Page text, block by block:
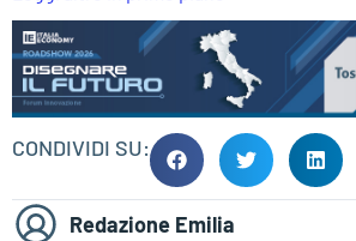
CONDIVIDI SU:
Redazione Emilia